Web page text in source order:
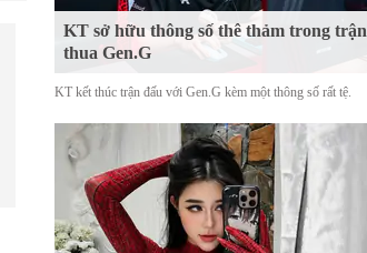
KT sở hữu thông số thê thảm trong trận
thua Gen.G
KT kết thúc trận đấu với Gen.G kèm một thông số rất tệ.